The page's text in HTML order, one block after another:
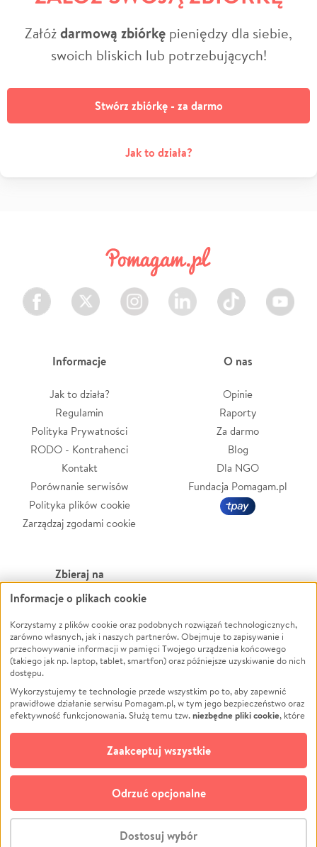
Załóżdarmową zbiórkę pieniędzy dla siebie,
swoich bliskich lub potrzebujących!
Stwórz zbiórkę - za darmo
Jak to działa?
Facebook Twitter Instagram LinkedIn TikTok Youtube
Informacje
Jak to działa?
Regulamin
Polityka Prywatności
RODO - Kontrahenci
Kontakt
Porównanie serwisów
Polityka plików cookie
Zarządzaj zgodami cookie
O nas
Opinie
Raporty
Za darmo
Blog
Dla NGO
Fundacja Pomagam.pl
Zbieraj na
Leczenie
Zwierzęta
Pożar
Ukraina
Pomoc Finansowa
Projekty
Pogrzeb
Społeczność lokalna
Kultura
Powódź
Wichura
NGO
Edukacja
Podróż
Impreza
Ochrona środowiska
Biznes
© CROWDING SP. Z O.O.
Informacje o plikach cookie
Korzystamy z plików cookie oraz podobnych rozwiązań technologicznych,
zarówno własnych, jak i naszych partnerów. Obejmuje to zapisywanie i
przechowywanie informacji w pamięci Twojego urządzenia końcowego
(takiego jak np. laptop, tablet, smartfon) oraz późniejsze uzyskiwanie do nich
dostępu.
Wykorzystujemy te technologie przede wszystkim po to, aby zapewnić
prawidłowe działanie serwisu Pomagam.pl, w tym jego bezpieczeństwo oraz
efektywność funkcjonowania. Służą temu tzw.niezbędne pliki cookie, które
opcjonalnych plików cookie
technologii do celów analitycznych i retargetingowych. Możesz wyrazić
zgodę na ich stosowanie lub jej odmówić. W dowolnym momencie masz
możliwość zmiany swoich preferencji na stronie „Zarządzaj zgodami cookie”,
do której link znajdziesz w stopce serwisu Pomagam.pl. Opcjonalne pliki
cookie wykorzystywane są w następujących celach:
działanie serwisu Pomagam.pl. Dzięki nim możemy zrozumieć, jak
Dostosuj wybór
Odrzuć opcjonalne
Zaakceptuj wszystkie